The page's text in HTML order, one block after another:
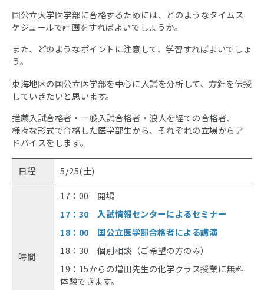
国公立大学医学部に合格するためには、どのようなタイムス
ケジュールで計画をすればよいでしょうか。
また、どのようなポイントに注意して、学習すればよいでしょ
う。
東海地区の国公立医学部を中心に入試を分析して、方針を伝授
していきたいと思います。
推薦入試合格者・一般入試合格者・浪人を経ての合格者、
様々な形式で合格した医学部生から、それぞれの立場からア
ドバイスをします。
日程 5/25(土)
時間
17：00 開場
17：30 入試情報センターによるセミナー
18：00 国公立医学部合格者による講演
18：30 個別相談（ご希望の方のみ）
19：15からの増田先生の化学クラス授業に無料
体験できます。